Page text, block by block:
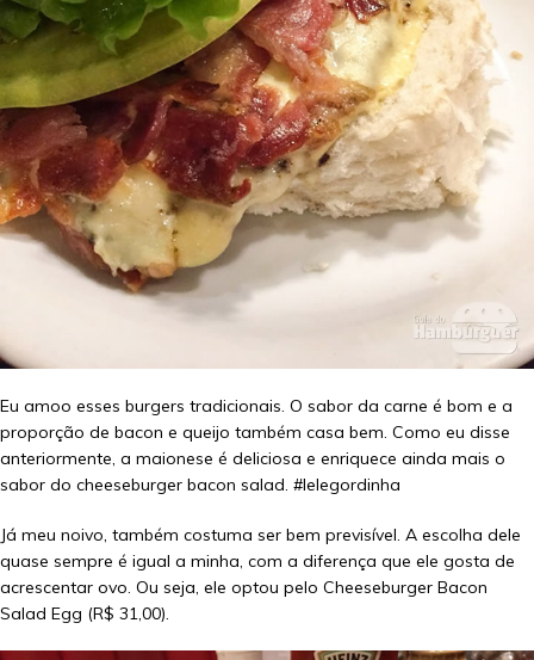
Eu amoo esses burgers tradicionais. O sabor da carne é bom e a
proporção de bacon e queijo também casa bem. Como eu disse
anteriormente, a maionese é deliciosa e enriquece ainda mais o
sabor do cheeseburger bacon salad. #lelegordinha
Já meu noivo, também costuma ser bem previsível. A escolha dele
quase sempre é igual a minha, com a diferença que ele gosta de
acrescentar ovo. Ou seja, ele optou pelo Cheeseburger Bacon
Salad Egg (R$ 31,00).